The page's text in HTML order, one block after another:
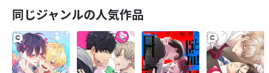
同じジャンルの人気作品